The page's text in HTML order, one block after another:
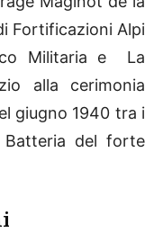
Fortificazioni Alpi
Militaria e La
alla cerimonia
giugno 1940 tra i
Batteria del forte